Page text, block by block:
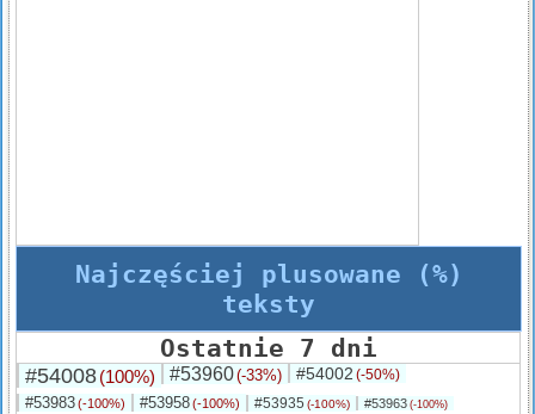
Najczęściej plusowane (%)
teksty
Ostatnie 7 dni
#54008(100%) #53960(-33%) #54002 (-50%)
#53983(-100%) #53958(-100%) #53935 (-100%) #53963 (-100%)